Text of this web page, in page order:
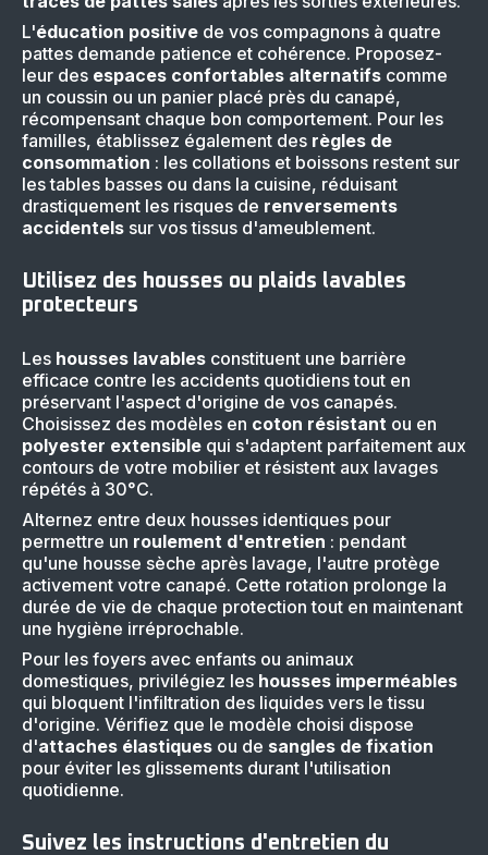
L'éducation positive de vos compagnons à quatre
pattes demande patience et cohérence. Proposez-
leur des espaces confortables alternatifs comme
un coussin ou un panier placé près du canapé,
récompensant chaque bon comportement. Pour les
familles, établissez également des règles de
consommation : les collations et boissons restent sur
les tables basses ou dans la cuisine, réduisant
drastiquement les risques de renversements
accidentels sur vos tissus d'ameublement.
Utilisez des housses ou plaids lavables
protecteurs
Les housses lavables constituent une barrière
efficace contre les accidents quotidiens tout en
préservant l'aspect d'origine de vos canapés.
Choisissez des modèles en coton résistant ou en
polyester extensible qui s'adaptent parfaitement aux
contours de votre mobilier et résistent aux lavages
répétés à 30°C.
Alternez entre deux housses identiques pour
permettre un roulement d'entretien : pendant
qu'une housse sèche après lavage, l'autre protège
activement votre canapé. Cette rotation prolonge la
durée de vie de chaque protection tout en maintenant
une hygiène irréprochable.
Pour les foyers avec enfants ou animaux
domestiques, privilégiez les housses imperméables
qui bloquent l'infiltration des liquides vers le tissu
d'origine. Vérifiez que le modèle choisi dispose
d'attaches élastiques ou de sangles de fixation
pour éviter les glissements durant l'utilisation
quotidienne.
Suivez les instructions d'entretien du